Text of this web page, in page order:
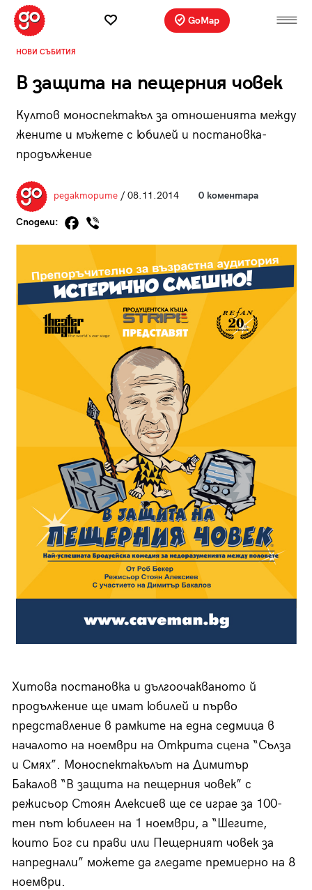
GoMap
НОВИ СЪБИТИЯ
В защита на пещерния човек
Култов моноспектакъл за отношенията между
жените и мъжете с юбилей и постановка-
продължение
редакторите/ 08.11.2014 0 коментара
Сподели:
Хитова постановка и дългоочакваното й
продължение ще имат юбилей и първо
представление в рамките на една седмица в
началото на ноември на Открита сцена “Сълза
и Смях”. Моноспектакълът на Димитър
Бакалов “В защита на пещерния човек” с
режисьор Стоян Алексиев ще се играе за 100-
тен път юбилеен на 1 ноември, а “Шегите,
които Бог си прави или Пещерният човек за
напреднали” можете да гледате премиерно на 8
ноември.